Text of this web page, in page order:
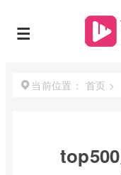
当前位置： 首页 >